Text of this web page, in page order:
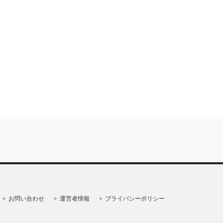
お問い合わせ 運営者情報 プライバシーポリシー